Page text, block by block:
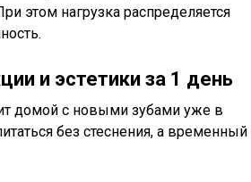
этом нагрузка распределяется
и эстетики за 1 день
домой с новыми зубами уже в
без стеснения, а временный